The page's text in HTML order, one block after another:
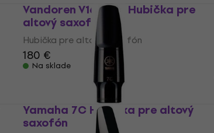
Vandoren V16 A5 M Hubička pre
altový saxofón
Hubička pre altový saxofón
180 €
Na sklade
Yamaha 7C Hubička pre altový
saxofón